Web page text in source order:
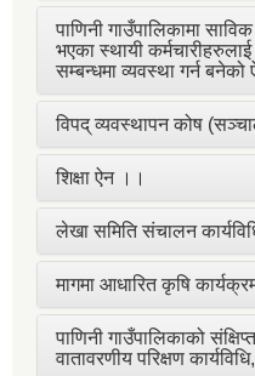
पाणिनी गाउँपालिकामा
भएका स्थायी
सम्बन्धमा व्यवस्था गर्न
विपद् व्यवस्थापन कोष
शिक्षा ऐन ।।
लेखा समिति संचालन
मागमा आधारित कृषि
पाणिनी गाउँपालिकाको
वातावरणीय परिक्षण